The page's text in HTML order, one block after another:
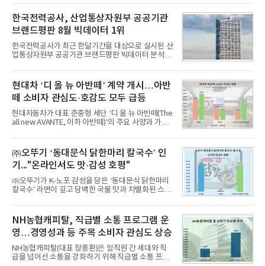
일 한국기업평판연구소(소장 구창환)는 국내 교육서
비스 상장기업 브랜드를 대상으로 지난 7월 7일부터
8월 7일까지 수집된 소비자 빅데이터 10,074,233건
을 분석한 결과, 메가스터디교육이 브랜드평판지수
1,710,926을 기록하며 8월 1위에 올랐다고 밝혔다.
분석에 활용된 빅데이터는 지난 7월(9,491,206건) 대
비 6.14% 증가한 수치로, 교육서비스 상장기업 브랜
디교육, 대교, 디지
한국전력공사, 산업통상자원부 공공기관
브랜드평판 8월 빅데이터 1위
한국전력공사가 최근 한달기간을 대상으로 실시된 산
업통상자원부 공공기관 브랜드평판 빅데이터 분석에
이 순으로 뒤를 이었다.7일 한국기업평판연구소(소장
구창환)는 산업통상자원부 공공기관 41개 브랜드를
대상으로 지난 7월 7일부터 8월 7일까지 수집된 소비
자 빅데이터 91,102,549건을 분석한 결과, 한국전력
공사가 브랜드평판지수 10,670,633을 기록하며 8월
1위에 올랐다고 밝혔다. 분석에 활용된 빅데이터는 지
난 7월(88,893,823건) 대비 2.48% 증가한 수치다.연
수력원자력, 한국석
현대차 ‘디 올 뉴 아반떼’ 계약 개시…아반
떼 소비자 관심도·호감도 모두 급등
현대자동차가 대표 준중형 세단 ‘디 올 뉴 아반떼(The
all new AVANTE, 이하 아반떼)’의 주요 사양과 가격
떼는 6년 만에 선보이는 8세대 완전변경 모델로, ▲정
교한 선과 면을 중심으로 완성한 파격적인 디자인 ▲
과거 중형 세단 수준으로 확대된 차체 제원 ▲글로벌
최고 수준의 안전성 ▲성능과 효율을 동시에 높인 주
행 완성도 ▲첨단 편의 및 디지털 사양 적용 등을 통해
글로벌 준중형 세단의 새로운 기준을 세웠다.아반떼
는 가솔린 2.0과 1.6 하이브리드 두 가지 파워트레인
넘
㈜오뚜기 ‘동대문식 닭한마리 칼국수’ 인
기..."온라인서도 맛·감성 호평"
㈜오뚜기가 K-노포 감성을 담은 ‘동대문식 닭한마리
칼국수’ 라면이 깊고 담백한 국물 맛과 차별화된 스토
혔다.‘동대문식 닭한마리 칼국수’는 예상을 뛰어넘는
소비자 호응에 힘입어 지난 7월 13일 첫 선을 보인 지
단 18일 만에 누적 판매량 50만 개를 돌파하는 성과를
거두었다.이번 신제품은 개발진이 전국의 닭한마리
전문점을 직접 찾아 다니며 최적의 육수 비율을 완성
했다. 자극적이지 않으면서도 깊은 닭육수에 마늘의
개운한 풍미를 더했으며, 국물이 잘 배어들면서도 쫄
NH농협캐피탈, 직급별 소통 프로그램 운
영…경영성과 등 주목 소비자 관심도 상승
NH농협캐피탈(대표 장종환)은 임직원 간 세대와 직
급을 넘어선 소통을 강화하기 위해 직급별 소통 프로